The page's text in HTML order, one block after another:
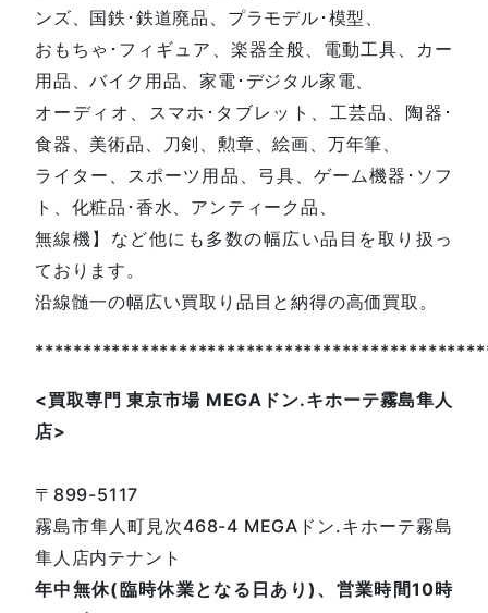
ンズ、国鉄･鉄道廃品、プラモデル･模型、
おもちゃ･フィギュア、楽器全般、電動工具、カー
用品、バイク用品、家電･デジタル家電、
オーディオ、スマホ･タブレット、工芸品、陶器･
食器、美術品、刀剣、勲章、絵画、万年筆、
ライター、スポーツ用品、弓具、ゲーム機器･ソフ
ト、化粧品･香水、アンティーク品、
無線機】など他にも多数の幅広い品目を取り扱っ
ております。
沿線髄一の幅広い買取り品目と納得の高価買取。
<買取専門 東京市場 MEGA ドン.キホーテ霧島隼人
店>
〒899-5117
霧島市隼人町見次468-4 MEGAドン.キホーテ霧島
隼人店内テナント
年中無休(臨時休業となる日あり)、営業時間10時